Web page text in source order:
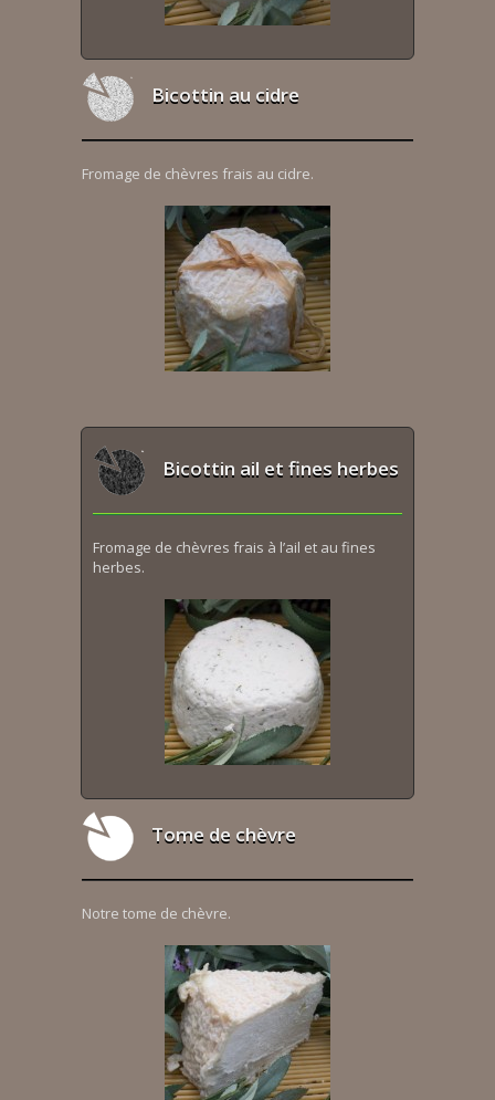
Bicottin au cidre
Fromage de chèvres frais au cidre.
Bicottin ail et fines herbes
Fromage de chèvres frais à l’ail et au fines
herbes.
Tome de chèvre
Notre tome de chèvre.